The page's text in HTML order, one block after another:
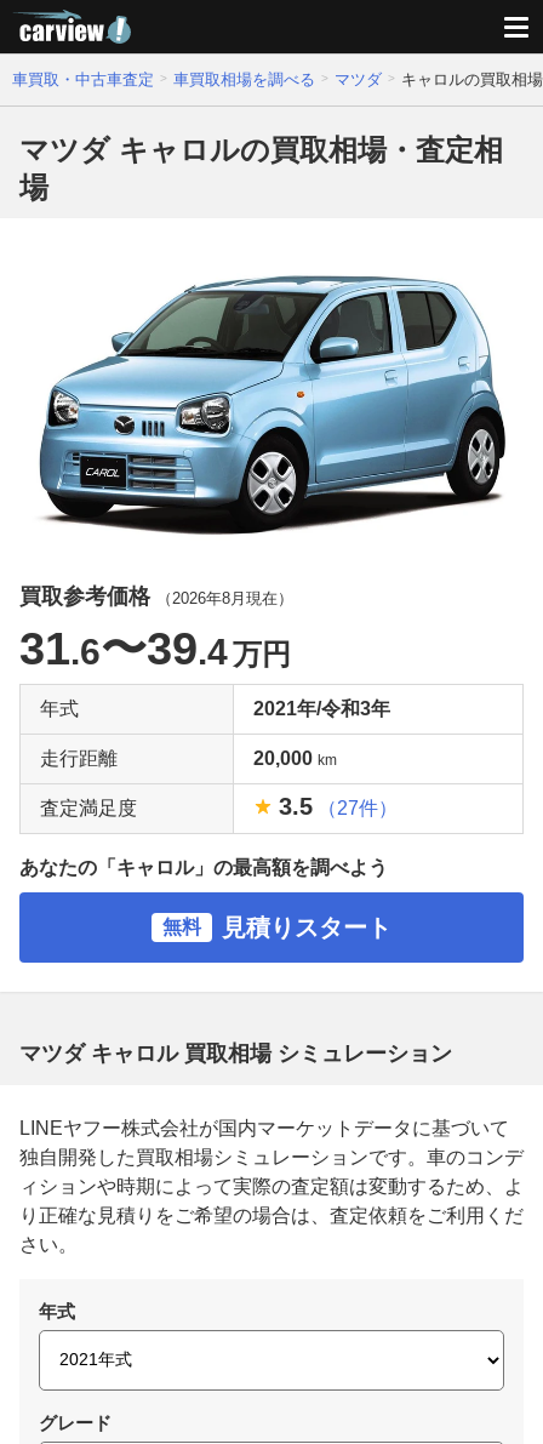
車買取・中古車査定 車買取相場を調べる マツダ キャロルの買取相
マツダ キャロルの買取相場・査定相
場
買取参考価格 （ 2026年8月 現在）
31.6〜39.4万円
年式 2021年/令和3年
走行距離 20,000 km
査定満足度 3.5 （27件）
あなたの「キャロル」の最高額を調べよう
無料 見積りスタート
マツダ キャロル 買取相場 シミュレーション
LINEヤフー株式会社が国内マーケットデータに基づいて
独自開発した買取相場シミュレーションです。車のコンデ
ィションや時期によって実際の査定額は変動するため、よ
り正確な見積りをご希望の場合は、査定依頼をご利用くだ
さい。
年式
グレード